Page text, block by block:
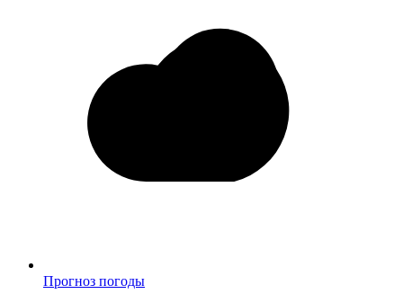
Прогноз погоды